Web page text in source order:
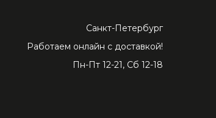
Санкт-Петербург
Работаем онлайн с доставкой!
Пн-Пт 12-21, Сб 12-18